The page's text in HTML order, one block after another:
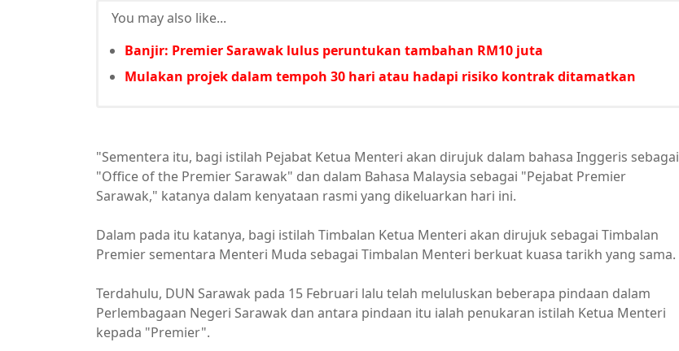
You may also like...
Banjir: Premier Sarawak lulus peruntukan tambahan RM10 juta
Mulakan projek dalam tempoh 30 hari atau hadapi risiko kontrak ditamatkan
"Sementera itu, bagi istilah Pejabat Ketua Menteri akan dirujuk dalam bahasa Inggeris sebagai
"Office of the Premier Sarawak" dan dalam Bahasa Malaysia sebagai "Pejabat Premier
Sarawak," katanya dalam kenyataan rasmi yang dikeluarkan hari ini.
Dalam pada itu katanya, bagi istilah Timbalan Ketua Menteri akan dirujuk sebagai Timbalan
Premier sementara Menteri Muda sebagai Timbalan Menteri berkuat kuasa tarikh yang sama.
Terdahulu, DUN Sarawak pada 15 Februari lalu telah meluluskan beberapa pindaan dalam
Perlembagaan Negeri Sarawak dan antara pindaan itu ialah penukaran istilah Ketua Menteri
kepada "Premier".